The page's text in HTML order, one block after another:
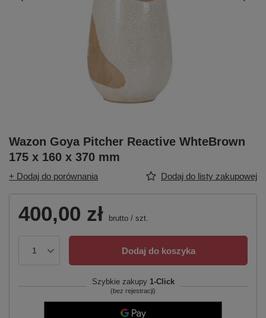
Wazon Goya Pitcher Reactive WhteBrown
175 x 160 x 370 mm
+ Dodaj do porównania Dodaj do listy zakupowej
400,00 zł brutto / szt.
Dodaj do koszyka
Szybkie zakupy 1-Click
(bez rejestracji)